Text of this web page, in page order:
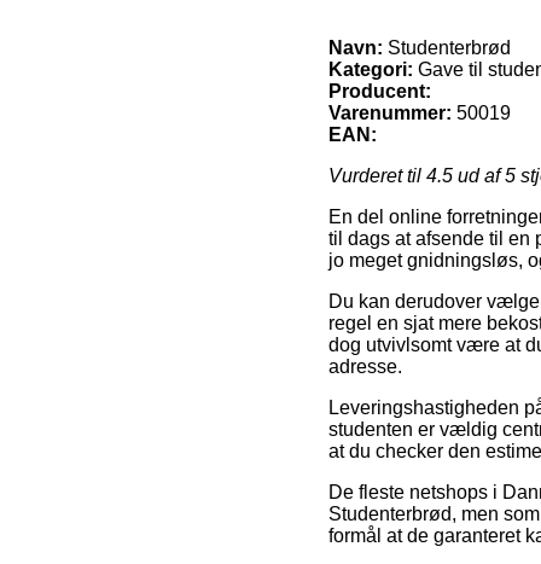
Navn: Studenterbrød
Kategori: Gave til
Producent:
Varenummer: 50019
EAN:
Vurderet til 4.5 ud af 5
En del online
til dags at afsende til en
jo meget gnidningsløs,
Du kan derudover
regel en sjat mere
dog utvivlsomt være at
adresse.
Leveringshastigheden
studenten er vældig
at du checker den
De fleste netshops i
Studenterbrød, men
formål at de garanteret